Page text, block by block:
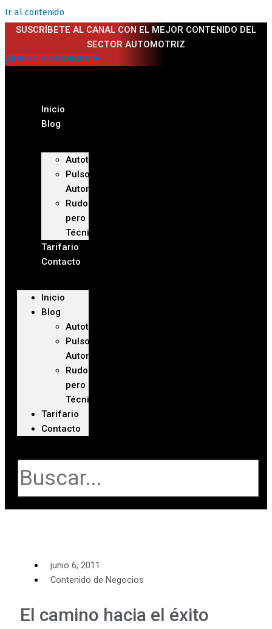
Ir al contenido
SUSCRÍBETE AL CANAL CON EL MEJOR CONTENIDO DEL
SECTOR AUTOMOTRIZ
¡QUIERO SUSCRIBIRME!
Inicio
Blog
Autoteca
Pulso
Automotriz
Rudo
pero
Técnico
Tarifario
Contacto
Inicio
Blog
Autoteca
Pulso
Automotriz
Rudo
pero
Técnico
Tarifario
Contacto
junio 6, 2011
Contenido de Negocios
El camino hacia el éxito